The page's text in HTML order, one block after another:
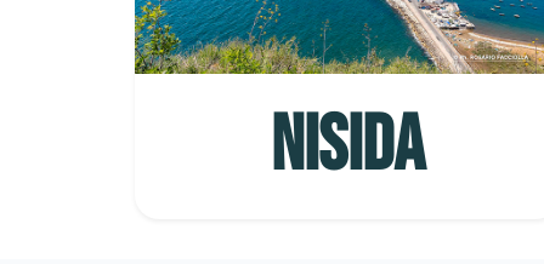
NISIDA